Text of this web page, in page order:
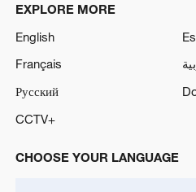
EXPLORE MORE
English
Français
Русский
CCTV+
CHOOSE YOUR LANGUAGE